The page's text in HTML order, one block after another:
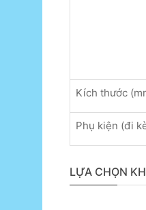
Kích thước
Phụ kiện (đi
LỰA CHỌN